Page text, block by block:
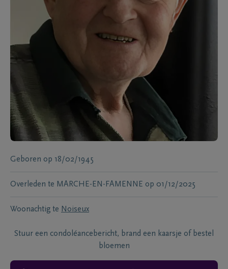
Geboren op 18/02/1945
Overleden te MARCHE-EN-FAMENNE op 01/12/2025
Woonachtig te Noiseux
Stuur een condoléancebericht, brand een kaarsje of bestel
bloemen